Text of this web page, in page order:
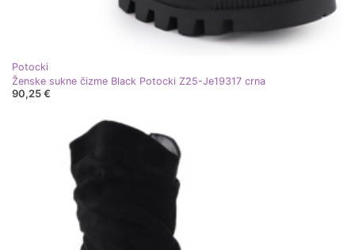
Potocki
Ženske sukne čizme Black Potocki Z25-Je19317 crna
90,25 €